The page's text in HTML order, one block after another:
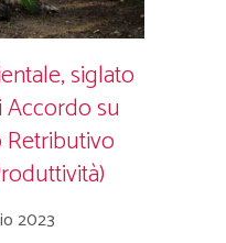
siglato
Accordo su
Retributivo
2023